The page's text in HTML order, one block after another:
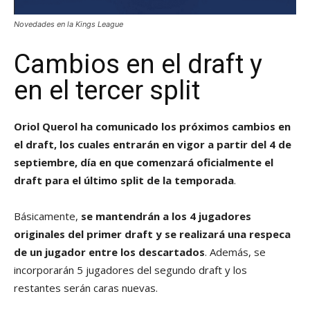
Novedades en la Kings League
Cambios en el draft y
en el tercer split
Oriol Querol ha comunicado los próximos cambios en
el draft, los cuales entrarán en vigor a partir del 4 de
septiembre, día en que comenzará oficialmente el
draft para el último split de la temporada.
Básicamente, se mantendrán a los 4 jugadores
originales del primer draft y se realizará una respeca
de un jugador entre los descartados. Además, se
incorporarán 5 jugadores del segundo draft y los
restantes serán caras nuevas.